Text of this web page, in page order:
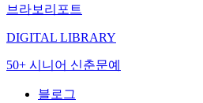
브라보리포트
DIGITAL LIBRARY
50+ 시니어 신춘문예
블로그